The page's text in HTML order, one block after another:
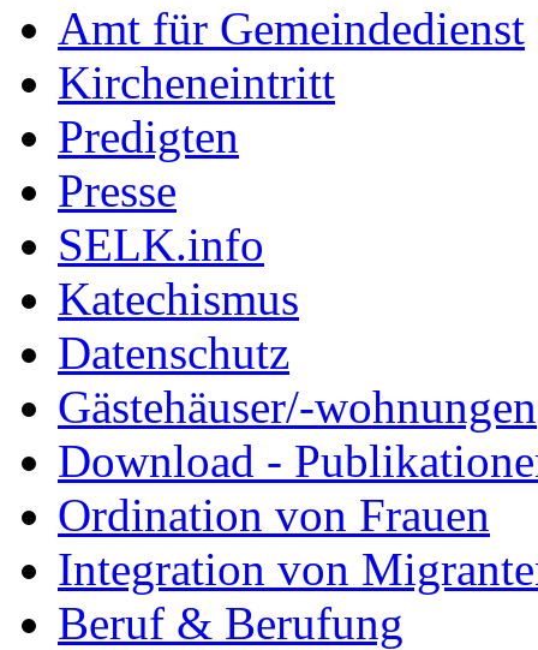
Amt für Gemeindedienst
Kircheneintritt
Predigten
Presse
SELK.info
Katechismus
Datenschutz
Gästehäuser/-wohnungen
Download -
Ordination von Frauen
Integration von
Beruf & Berufung